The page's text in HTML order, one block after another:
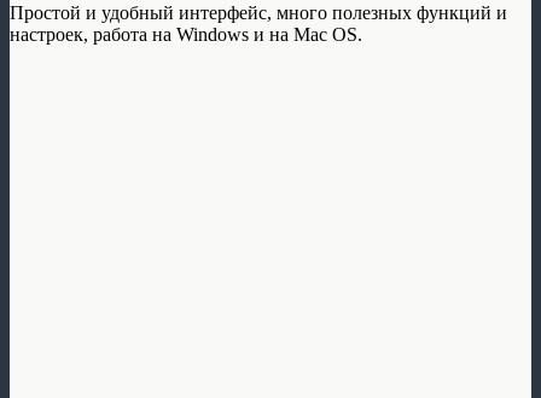
Простой и удобный интерфейс, много полезных функций и
настроек, работа на Windows и на Mac OS.